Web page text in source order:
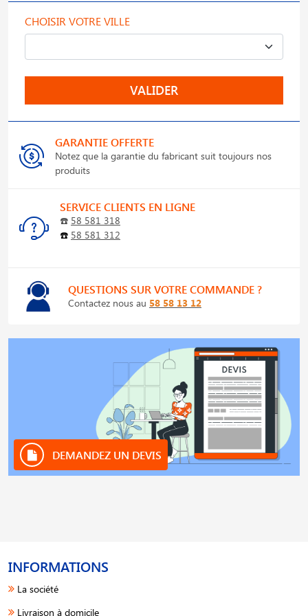
CHOISIR VOTRE VILLE
VALIDER
GARANTIE OFFERTE
Notez que la garantie du fabricant suit toujours nos
produits
SERVICE CLIENTS EN LIGNE
☎️ 58 581 318
☎️ 58 581 312
QUESTIONS SUR VOTRE COMMANDE ?
Contactez nous au 58 58 13 12
DEMANDEZ UN DEVIS
INFORMATIONS
La société
Livraison à domicile